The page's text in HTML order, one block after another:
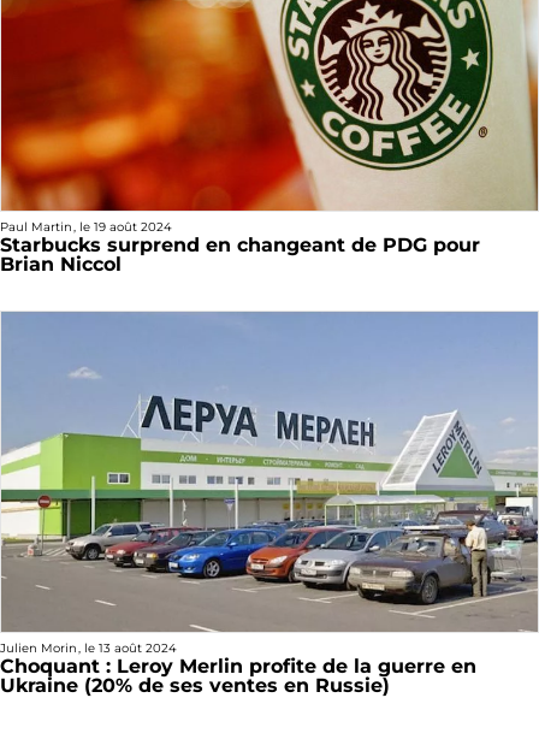
Paul Martin, le 19 août 2024
Starbucks surprend en changeant de PDG pour
Brian Niccol
Julien Morin, le 13 août 2024
Choquant : Leroy Merlin profite de la guerre en
Ukraine (20% de ses ventes en Russie)